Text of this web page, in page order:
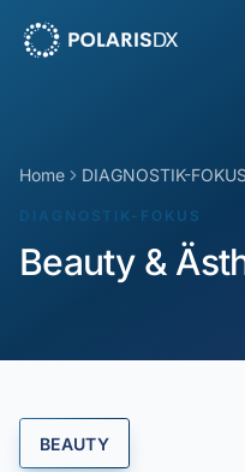
PolarisDX
Home DIAGNOSTIK-
DIAGNOSTIK-FOKUS
Beauty &
BEAUTY